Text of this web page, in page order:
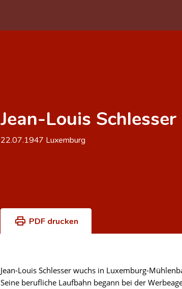
Jean-Louis Schlesser
22.07.1947 Luxemburg
PDF drucken
Jean-Louis Schlesser wuchs in Luxemburg-
Seine berufliche Laufbahn begann bei der